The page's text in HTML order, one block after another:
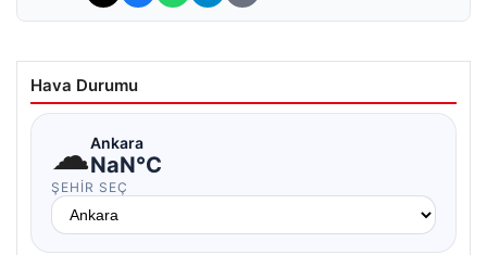
Hava Durumu
☁Ankara
NaN°C
ŞEHIR SEÇ